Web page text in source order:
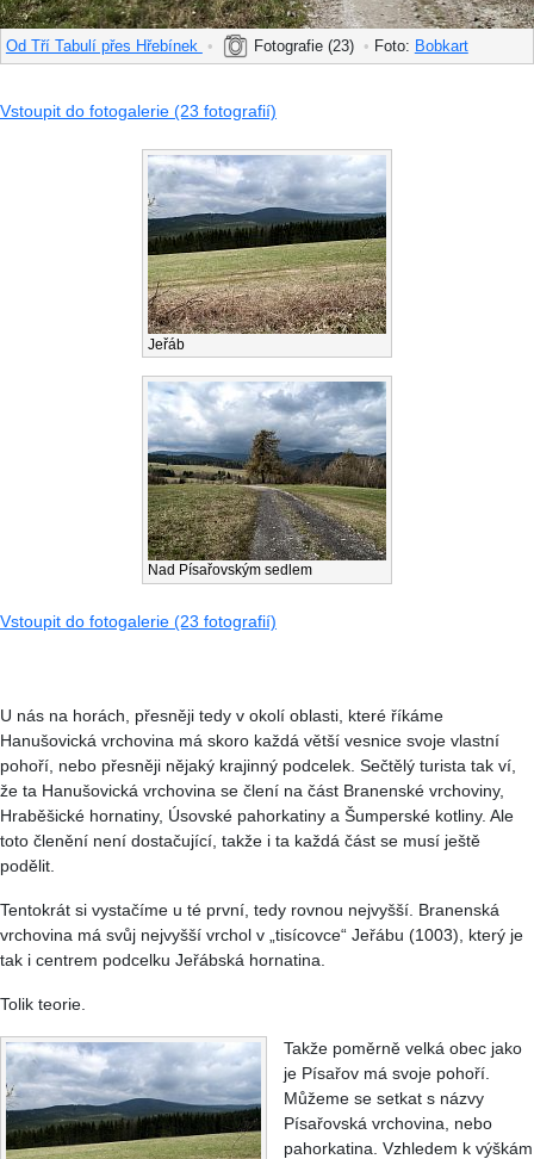
Od Tří Tabulí přes Hřebínek • Fotografie (23) • Foto: Bobkart
Vstoupit do fotogalerie (23 fotografií)
Jeřáb
Nad Písařovským sedlem
Vstoupit do fotogalerie (23 fotografií)
U nás na horách, přesněji tedy v okolí oblasti, které říkáme
Hanušovická vrchovina má skoro každá větší vesnice svoje vlastní
pohoří, nebo přesněji nějaký krajinný podcelek. Sečtělý turista tak ví,
že ta Hanušovická vrchovina se člení na část Branenské vrchoviny,
Hraběšické hornatiny, Úsovské pahorkatiny a Šumperské kotliny. Ale
toto členění není dostačující, takže i ta každá část se musí ještě
podělit.
Tentokrát si vystačíme u té první, tedy rovnou nejvyšší. Branenská
vrchovina má svůj nejvyšší vrchol v „tisícovce“ Jeřábu (1003), který je
tak i centrem podcelku Jeřábská hornatina.
Tolik teorie.
Takže poměrně velká obec jako
je Písařov má svoje pohoří.
Můžeme se setkat s názvy
Písařovská vrchovina, nebo
pahorkatina. Vzhledem k výškám